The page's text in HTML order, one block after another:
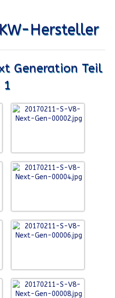
Hersteller
Generation Teil
1